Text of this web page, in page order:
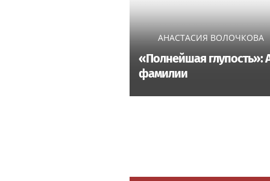
АНАСТАСИЯ ВОЛОЧКОВА
«Полнейшая глупость»:
фамилии